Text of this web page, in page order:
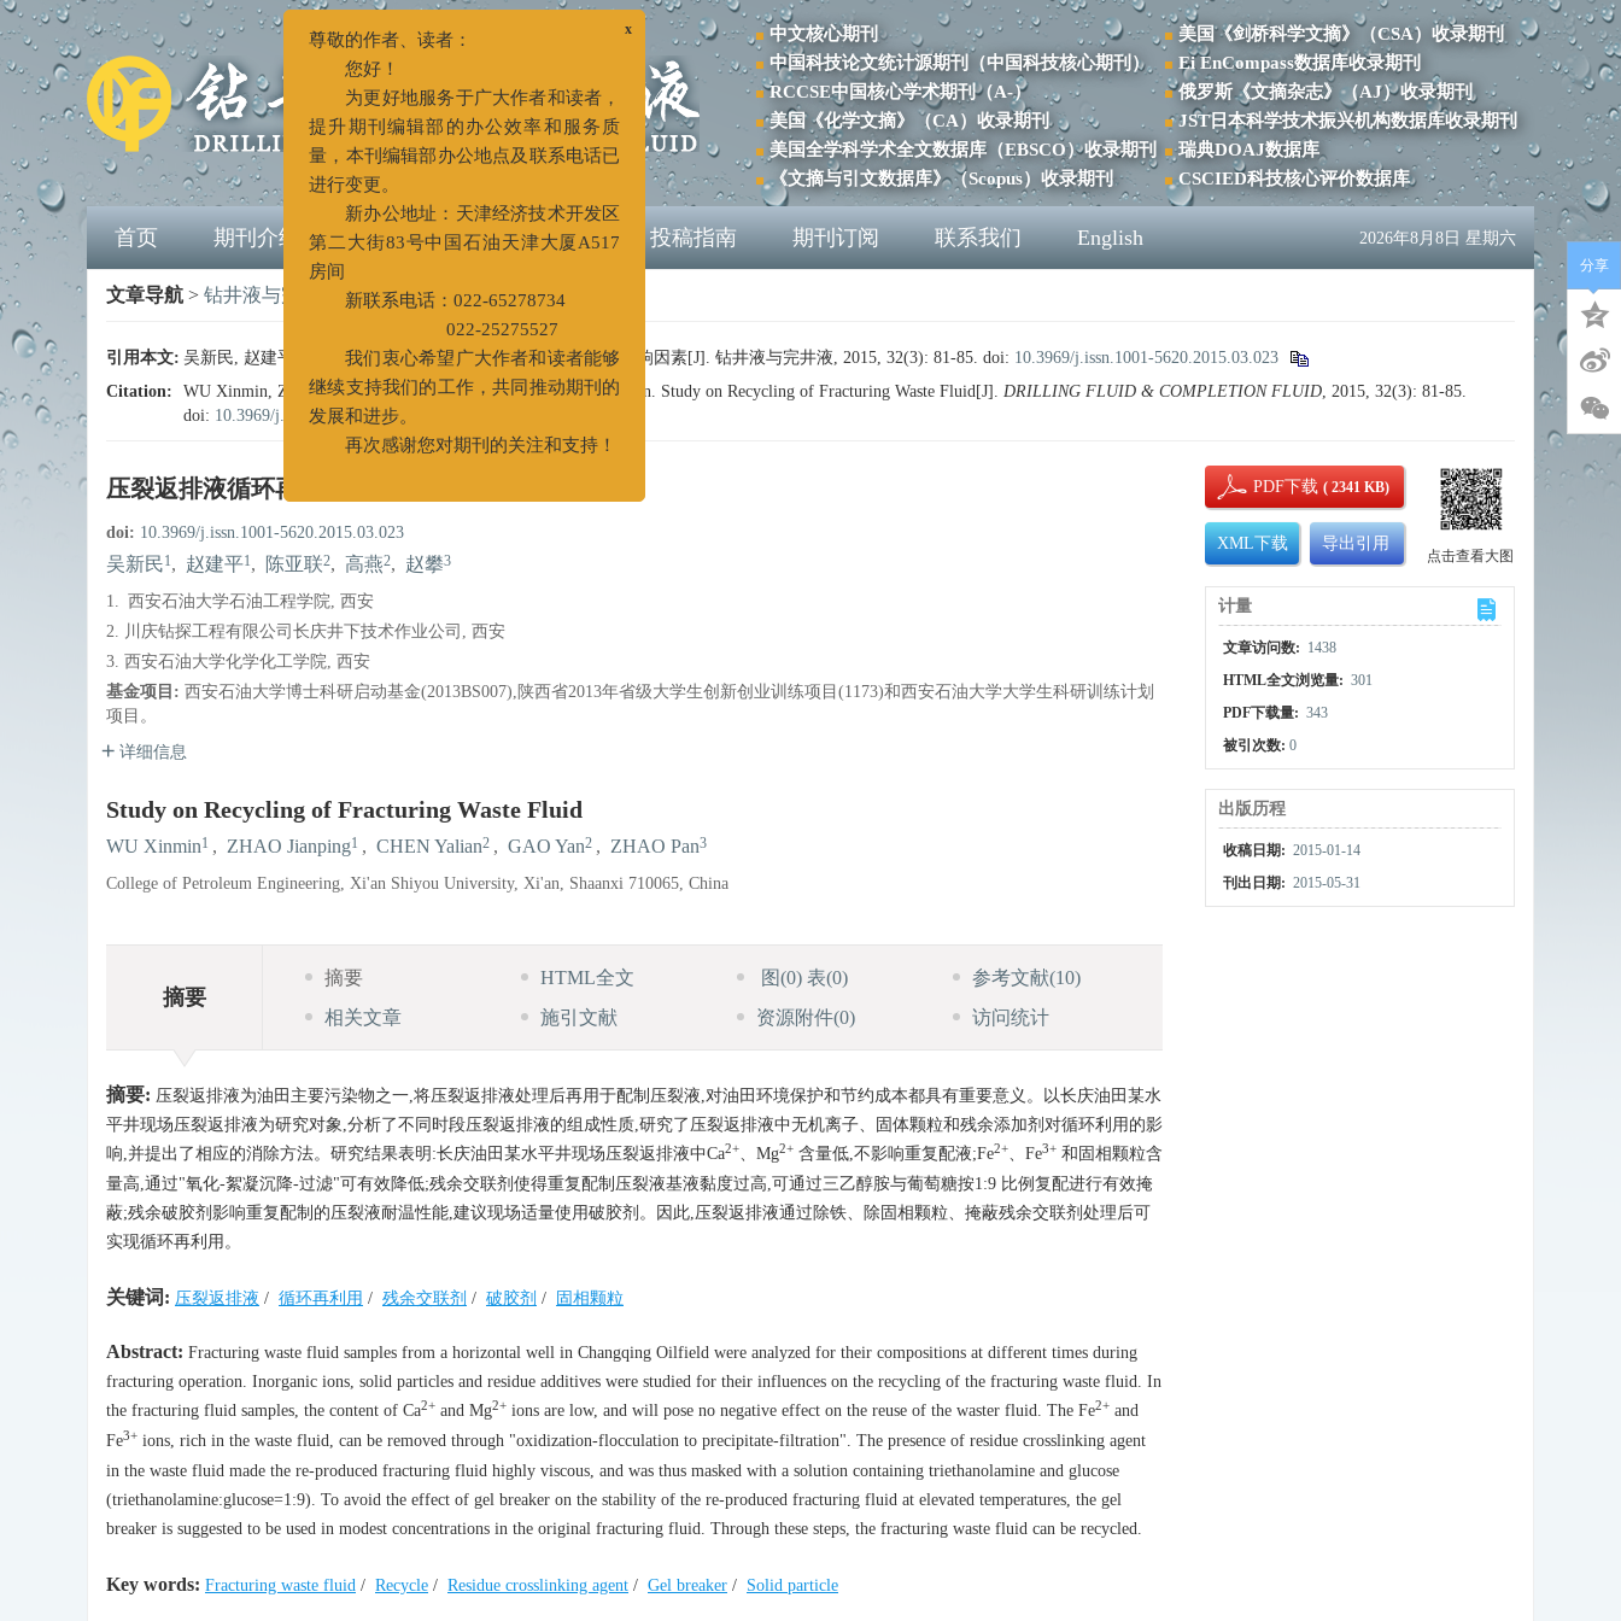
中文核心期刊
中国科技论文统计源期刊（中国科技核心期刊）
RCCSE中国核心学术期刊（A-）
美国《化学文摘》（CA）收录期刊
美国全学科学术全文数据库（EBSCO）收录期刊
《文摘与引文数据库》（Scopus）收录期刊
美国《剑桥科学文摘》（CSA）收录期刊
Ei EnCompass数据库收录期刊
俄罗斯《文摘杂志》（AJ）收录期刊
JST日本科学技术振兴机构数据库收录期刊
瑞典DOAJ数据库
CSCIED科技核心评价数据库
首页 期刊介绍 编委会 期刊在线 投稿指南 期刊订阅 联系我们 English 2026年8月8日 星期六
文章导航 > 钻井液与完井液 >2015>32(3): 81-85
引用本文: 吴新民, 赵建平, 陈亚联, 高燕, 赵攀. 压裂返排液循环再利用影响因素[J]. 钻井液与完井液, 2015, 32(3): 81-85. doi: 10.3969/j.issn.1001-5620.2015.03.023
Citation:
WU Xinmin, ZHAO Jianping, CHEN Yalian, GAO Yan, ZHAO Pan. Study on Recycling of Fracturing Waste Fluid[J]. DRILLING FLUID & COMPLETION FLUID, 2015, 32(3): 81-85.
doi: 10.3969/j.issn.1001-5620.2015.03.023
压裂返排液循环再利用影响因素
doi: 10.3969/j.issn.1001-5620.2015.03.023
吴新民1, 赵建平1, 陈亚联2, 高燕2, 赵攀3
1. 西安石油大学石油工程学院, 西安
2. 川庆钻探工程有限公司长庆井下技术作业公司, 西安
3. 西安石油大学化学化工学院, 西安
基金项目: 西安石油大学博士科研启动基金(2013BS007),陕西省2013年省级大学生创新创业训练项目(1173)和西安石油大学大学生科研训练计划
项目。
详细信息
Study on Recycling of Fracturing Waste Fluid
WU Xinmin1 , ZHAO Jianping1 , CHEN Yalian2 , GAO Yan2 , ZHAO Pan3
College of Petroleum Engineering, Xi'an Shiyou University, Xi'an, Shaanxi 710065, China
摘要
摘要 HTML全文 图(0) 表(0) 参考文献(10)
相关文章
施引文献 资源附件(0) 访问统计
摘要: 压裂返排液为油田主要污染物之一,将压裂返排液处理后再用于配制压裂液,对油田环境保护和节约成本都具有重要意义。以长庆油田某水
平井现场压裂返排液为研究对象,分析了不同时段压裂返排液的组成性质,研究了压裂返排液中无机离子、固体颗粒和残余添加剂对循环利用的影
响,并提出了相应的消除方法。研究结果表明:长庆油田某水平井现场压裂返排液中Ca2+、Mg2+ 含量低,不影响重复配液;Fe2+、Fe3+ 和固相颗粒含
量高,通过"氧化-絮凝沉降-过滤"可有效降低;残余交联剂使得重复配制压裂液基液黏度过高,可通过三乙醇胺与葡萄糖按1:9 比例复配进行有效掩
蔽;残余破胶剂影响重复配制的压裂液耐温性能,建议现场适量使用破胶剂。因此,压裂返排液通过除铁、除固相颗粒、掩蔽残余交联剂处理后可
实现循环再利用。
关键词: 压裂返排液 / 循环再利用 / 残余交联剂 / 破胶剂 / 固相颗粒
Abstract: Fracturing waste fluid samples from a horizontal well in Changqing Oilfield were analyzed for their compositions at different times during
fracturing operation. Inorganic ions, solid particles and residue additives were studied for their influences on the recycling of the fracturing waste fluid. In
the fracturing fluid samples, the content of Ca2+ and Mg2+ ions are low, and will pose no negative effect on the reuse of the waster fluid. The Fe2+ and
Fe3+ ions, rich in the waste fluid, can be removed through "oxidization-flocculation to precipitate-filtration". The presence of residue crosslinking agent
in the waste fluid made the re-produced fracturing fluid highly viscous, and was thus masked with a solution containing triethanolamine and glucose
(triethanolamine:glucose=1:9). To avoid the effect of gel breaker on the stability of the re-produced fracturing fluid at elevated temperatures, the gel
breaker is suggested to be used in modest concentrations in the original fracturing fluid. Through these steps, the fracturing waste fluid can be recycled.
Key words: Fracturing waste fluid / Recycle / Residue crosslinking agent / Gel breaker / Solid particle
PDF下载( 2341 KB)
XML下载 导出引用
点击查看大图
计量
文章访问数: 1438
HTML全文浏览量: 301
PDF下载量: 343
被引次数:0
出版历程
收稿日期: 2015-01-14
刊出日期: 2015-05-31
分享
尊敬的作者、读者：
您好！
为更好地服务于广大作者和读者，
提升期刊编辑部的办公效率和服务质
量，本刊编辑部办公地点及联系电话已
进行变更。
新办公地址：天津经济技术开发区
第二大街83号中国石油天津大厦A517
房间
新联系电话：022-65278734
022-25275527
我们衷心希望广大作者和读者能够
继续支持我们的工作，共同推动期刊的
发展和进步。